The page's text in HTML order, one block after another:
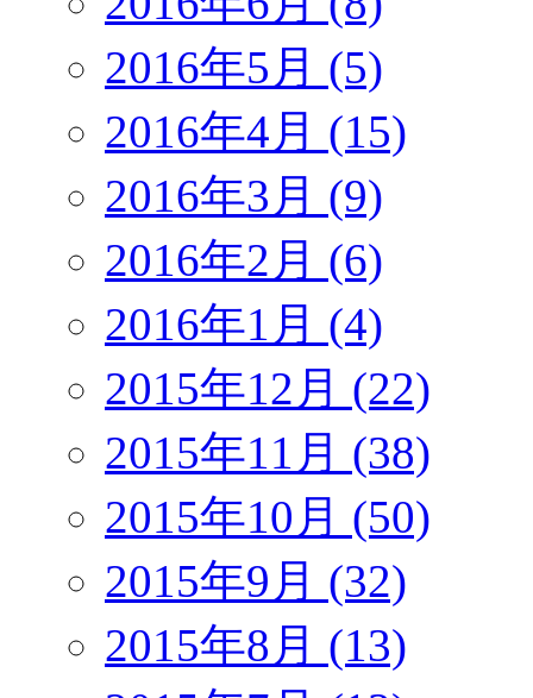
2016年5月 (5)
2016年4月 (15)
2016年3月 (9)
2016年2月 (6)
2016年1月 (4)
2015年12月 (22)
2015年11月 (38)
2015年10月 (50)
2015年9月 (32)
2015年8月 (13)